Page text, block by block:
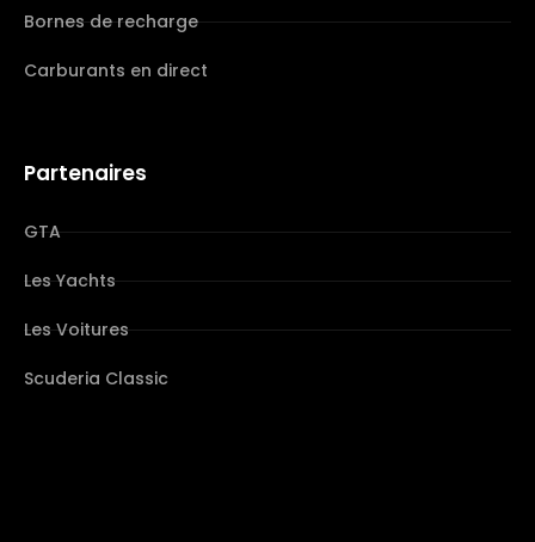
Bornes de recharge
Carburants en direct
Partenaires
GTA
Les Yachts
Les Voitures
Scuderia Classic